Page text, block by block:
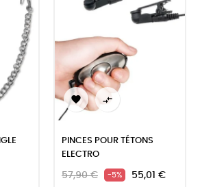
 
PINCES POUR TÉTONS
ELECTRO
57,90 € -5% 55,01 €